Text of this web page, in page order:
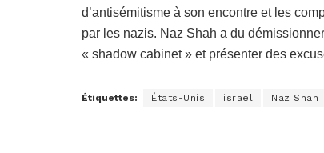
d’antisémitisme à son encontre et les
par les nazis. Naz Shah a du
« shadow cabinet » et présenter des
Étiquettes: États-Unis israel Naz Shah